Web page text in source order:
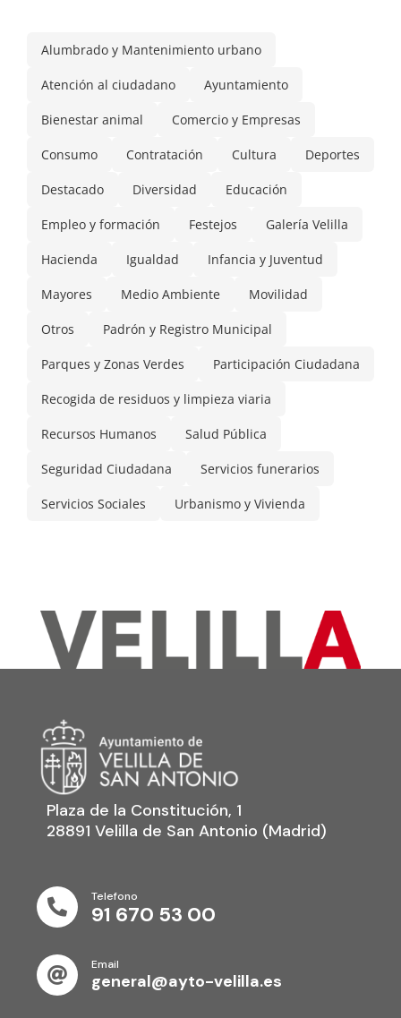
Alumbrado y Mantenimiento urbano
Atención al ciudadano Ayuntamiento
Bienestar animal Comercio y Empresas
Consumo Contratación Cultura Deportes
Destacado Diversidad Educación
Empleo y formación Festejos Galería Velilla
Hacienda Igualdad Infancia y Juventud
Mayores Medio Ambiente Movilidad
Otros Padrón y Registro Municipal
Parques y Zonas Verdes Participación Ciudadana
Recogida de residuos y limpieza viaria
Recursos Humanos Salud Pública
Seguridad Ciudadana Servicios funerarios
Servicios Sociales Urbanismo y Vivienda
Plaza de la Constitución, 1
28891 Velilla de San Antonio (Madrid)

Telefono
91 670 53 00

Email
general@ayto-velilla.es